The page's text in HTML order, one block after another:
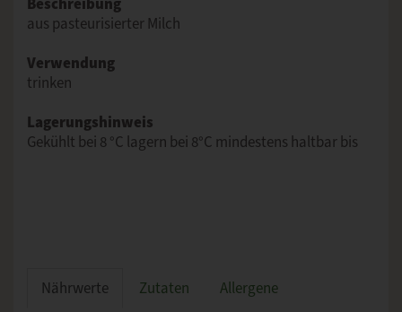
aus pasteurisierter Milch
Verwendung
trinken
Lagerungshinweis
Gekühlt bei 8 °C lagern bei 8°C mindestens haltbar bis
Nährwerte Zutaten
Allergene